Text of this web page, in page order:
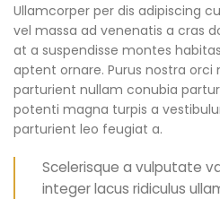
Ullamcorper per dis adipiscing
vel massa ad venenatis a cras
at a suspendisse montes
aptent ornare. Purus nostra
parturient nullam conubia
potenti magna turpis a
parturient leo feugiat a.
Scelerisque a vulputate
integer lacus ridiculus